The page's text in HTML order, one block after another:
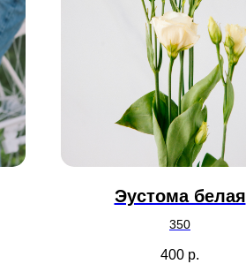
Эустома белая
350
400 р.